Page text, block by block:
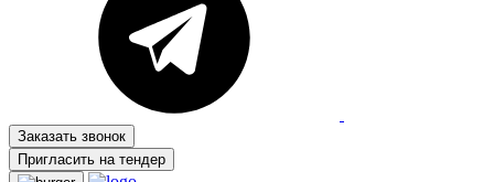
Заказать звонок
Пригласить на тендер